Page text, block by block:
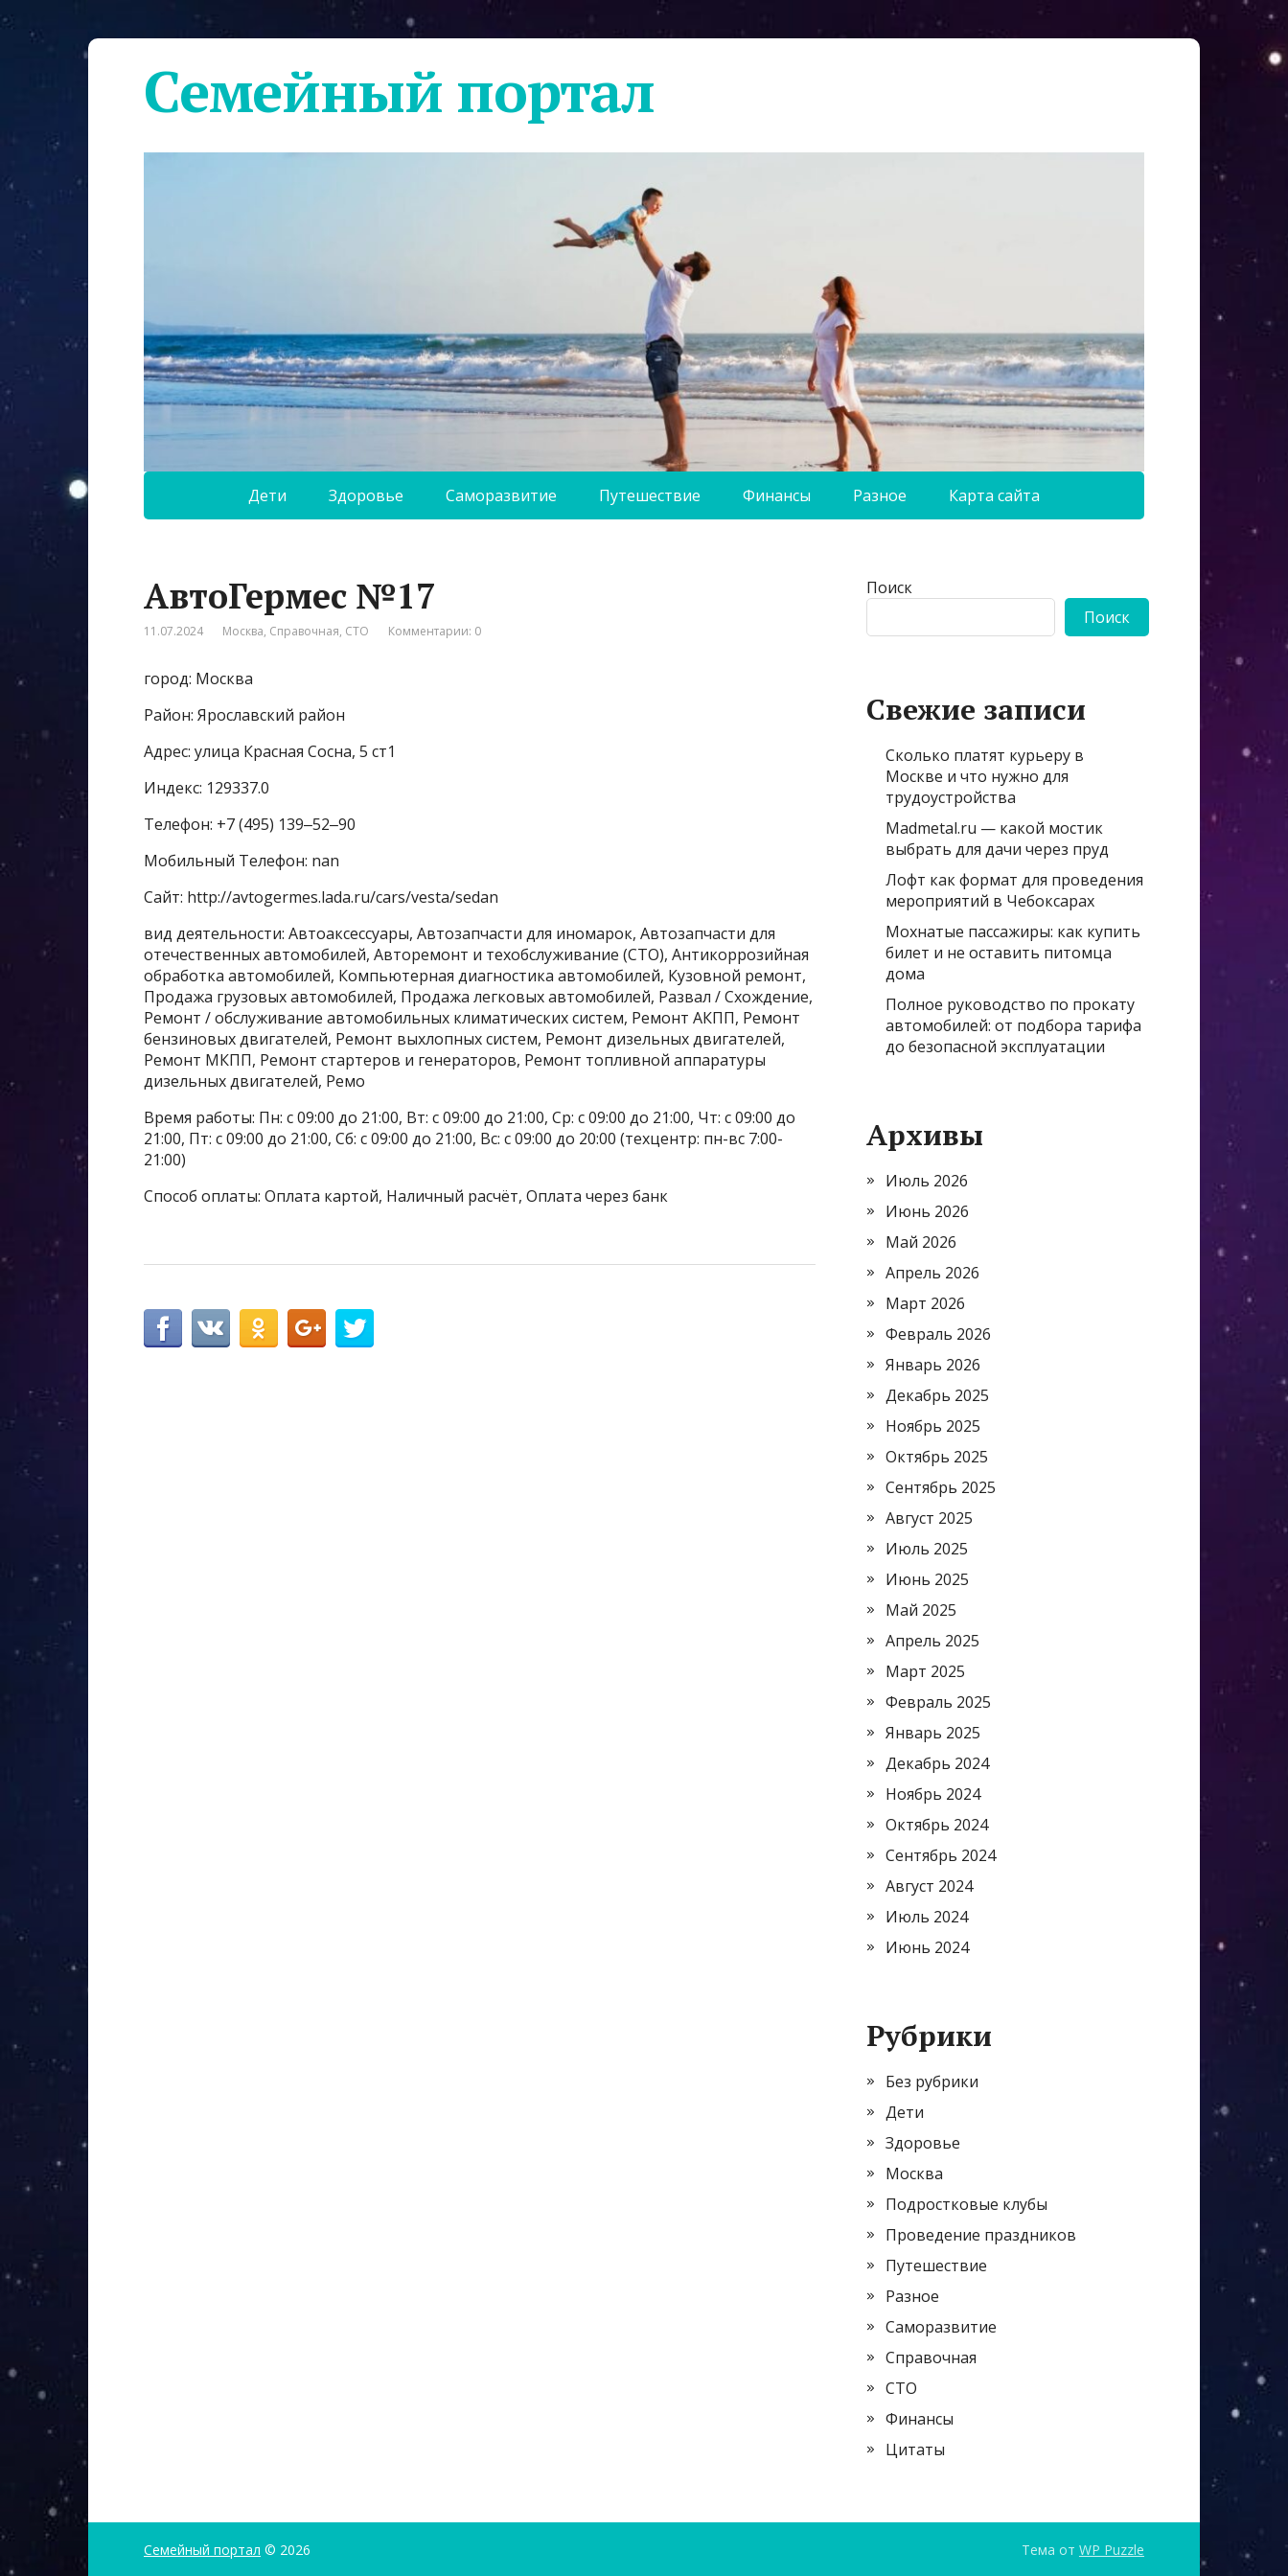
Семейный портал
Дети Здоровье Саморазвитие Путешествие Финансы Разное Карта сайта
АвтоГермес №17
11.07.2024 Москва, Справочная, СТО Комментарии: 0
город: Москва
Район: Ярославский район
Адрес: улица Красная Сосна, 5 ст1
Индекс: 129337.0
Телефон: +7 (495) 139‒52‒90
Мобильный Телефон: nan
Сайт: http://avtogermes.lada.ru/cars/vesta/sedan
вид деятельности: Автоаксессуары, Автозапчасти для иномарок, Автозапчасти для
отечественных автомобилей, Авторемонт и техобслуживание (СТО), Антикоррозийная
обработка автомобилей, Компьютерная диагностика автомобилей, Кузовной ремонт,
Продажа грузовых автомобилей, Продажа легковых автомобилей, Развал / Схождение,
Ремонт / обслуживание автомобильных климатических систем, Ремонт АКПП, Ремонт
бензиновых двигателей, Ремонт выхлопных систем, Ремонт дизельных двигателей,
Ремонт МКПП, Ремонт стартеров и генераторов, Ремонт топливной аппаратуры
дизельных двигателей, Ремо
Время работы: Пн: с 09:00 до 21:00, Вт: с 09:00 до 21:00, Ср: с 09:00 до 21:00, Чт: с 09:00 до
21:00, Пт: с 09:00 до 21:00, Сб: с 09:00 до 21:00, Вс: с 09:00 до 20:00 (техцентр: пн-вс 7:00-
21:00)
Способ оплаты: Оплата картой, Наличный расчёт, Оплата через банк
Поиск
Поиск
Свежие записи
Сколько платят курьеру в
Москве и что нужно для
трудоустройства
Madmetal.ru — какой мостик
выбрать для дачи через пруд
Лофт как формат для проведения
мероприятий в Чебоксарах
Мохнатые пассажиры: как купить
билет и не оставить питомца
дома
Полное руководство по прокату
автомобилей: от подбора тарифа
до безопасной эксплуатации
Архивы
Июль 2026
Июнь 2026
Май 2026
Апрель 2026
Март 2026
Февраль 2026
Январь 2026
Декабрь 2025
Ноябрь 2025
Октябрь 2025
Сентябрь 2025
Август 2025
Июль 2025
Июнь 2025
Май 2025
Апрель 2025
Март 2025
Февраль 2025
Январь 2025
Декабрь 2024
Ноябрь 2024
Октябрь 2024
Сентябрь 2024
Август 2024
Июль 2024
Июнь 2024
Рубрики
Без рубрики
Дети
Здоровье
Москва
Подростковые клубы
Проведение праздников
Путешествие
Разное
Саморазвитие
Справочная
СТО
Финансы
Цитаты
Семейный портал © 2026 Тема от WP Puzzle